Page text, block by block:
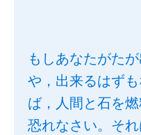
もしあなたがた
や，出来るはず
ば，人間と石を
恐れなさい。そ